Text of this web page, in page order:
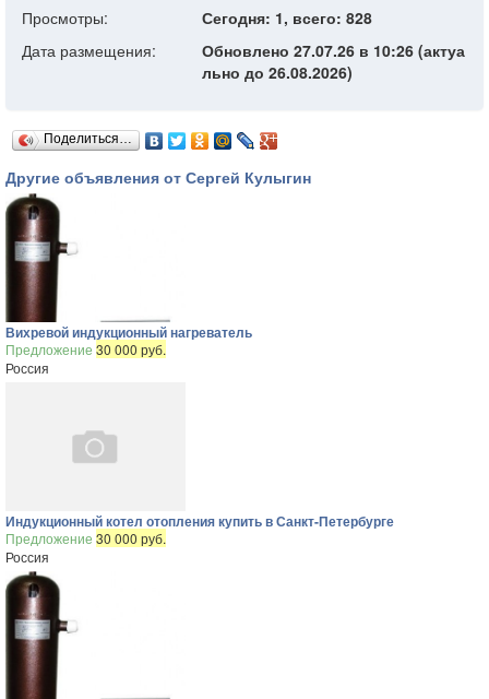
Просмотры:
Сегодня: 1, всего: 828
Дата размещения:
Обновлено 27.07.26 в 10:26 (актуа
льно до 26.08.2026)
Поделиться…
Другие объявления от Сергей Кулыгин
Вихревой индукционный нагреватель
Предложение 30 000 руб.
Россия
Индукционный котел отопления купить в Санкт-Петербурге
Предложение 30 000 руб.
Россия